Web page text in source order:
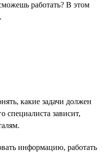
работать? В этом
какие задачи должен
специалиста зависит,
информацию, работать